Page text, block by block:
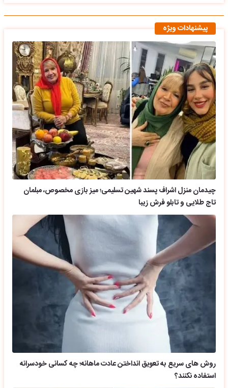
پیشنهادات ویژه
چیدمان منزل اشراف پسند شهین تسلیمی؛ میز بازی مخصوص، مبلمان
تاج طلایی و تابلو فرش زیبا
روش های سریع به تعویق انداختن عادت ماهانه؛ چه کسانی خودسرانه
استفاده نکنند؟